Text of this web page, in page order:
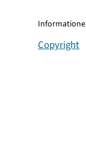
Copyright